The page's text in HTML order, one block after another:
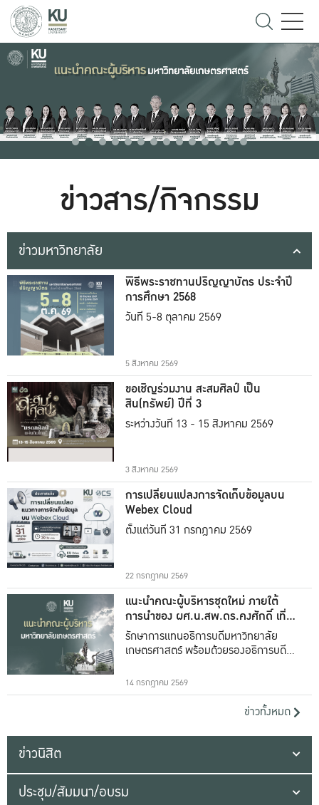
ข่าวสาร/กิจกรรม
ข่าวมหาวิทยาลัย
พิธีพระราชทานปริญญาบัตร ประจำปี
การศึกษา 2568
วันที่ 5-8 ตุลาคม 2569
5 สิงหาคม 2569
ขอเชิญร่วมงาน สะสมศิลป์ เป็น
สิน(ทรัพย์) ปีที่ 3
ระหว่างวันที่ 13 - 15 สิงหาคม 2569
3 สิงหาคม 2569
การเปลี่ยนแปลงการจัดเก็บข้อมูลบน
Webex Cloud
ตั้งแต่วันที่ 31 กรกฎาคม 2569
22 กรกฎาคม 2569
แนะนำคณะผู้บริหารชุดใหม่ ภายใต้
การนำของ ผศ.น.สพ.ดร.คงศักดิ์ เที่ยง
ธรรม
รักษาการแทนอธิการบดีมหาวิทยาลัย
เกษตรศาสตร์ พร้อมด้วยรองอธิการบดีทั้ง
14 กรกฎาคม 2569
ข่าวทั้งหมด
ข่าวนิสิต
ประชุม/สัมมนา/อบรม